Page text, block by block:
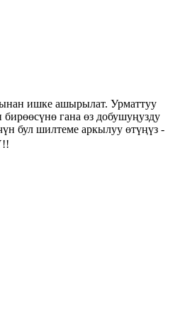
ишке ашырылат. Урматтуу
гана өз добушуңузду
шилтеме аркылуу өтүңүз -